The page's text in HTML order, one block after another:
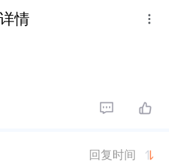
详情
回复时间